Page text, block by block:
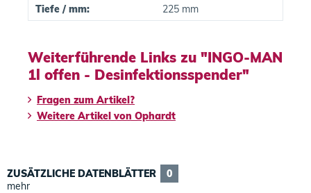
Tiefe / mm: 225 mm
Weiterführende Links zu "INGO-MAN
1l offen - Desinfektionsspender"
Fragen zum Artikel?
Weitere Artikel von Ophardt
ZUSÄTZLICHE DATENBLÄTTER
0
mehr